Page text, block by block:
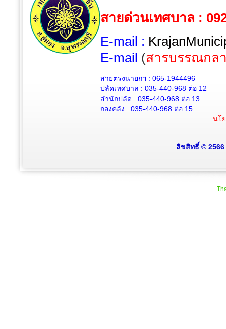
สายด่วนเทศบาล :
E-mail :
E-mail (สารบรรณกล
สายตรงนายกฯ : 065-1944496
ปลัดเทศบาล : 035-440-968 ต่อ 12
สำนักปลัด : 035-440-968 ต่อ 13
กองคลัง : 035-440-968 ต่อ 15
นโ
ลิขสิทธิ์ © 2566